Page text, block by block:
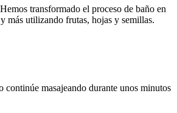
transformado el proceso de baño en
más utilizando frutas, hojas y semillas.
continúe masajeando durante unos minutos